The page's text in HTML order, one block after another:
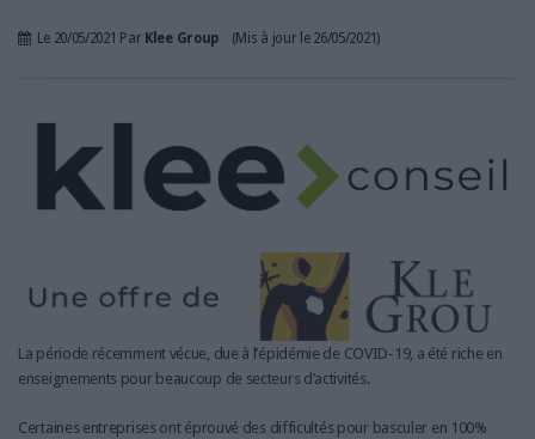
NOS OFFRES D'ABONNEMENTS
Le 20/05/2021 Par Klee Group (Mis à jour le 26/05/2021)
La période récemment vécue, due à l’épidémie de COVID-19, a été riche en
enseignements pour beaucoup de secteurs d’activités.
Certaines entreprises ont éprouvé des difficultés pour basculer en 100%